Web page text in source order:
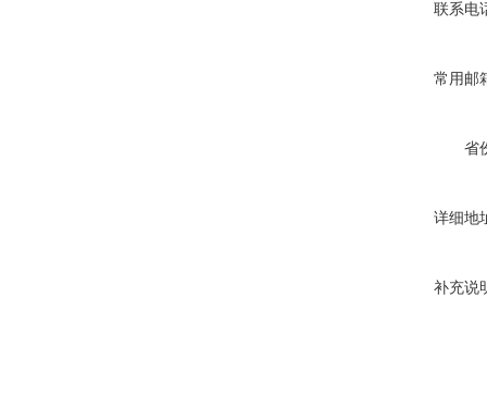
联系电
常用邮
省
详细地
补充说